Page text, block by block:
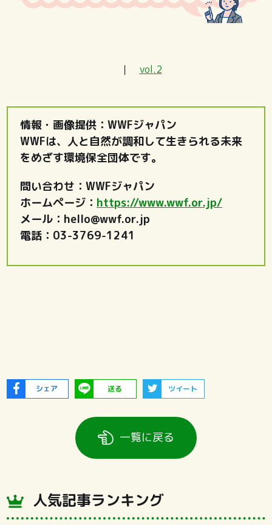
｜ vol.2
情報・画像提供：WWFジャパン
WWFは、人と自然が調和して生きられる未来
をめざす環境保全団体です。
問い合わせ：WWFジャパン
ホームページ： https://www.wwf.or.jp/
メール：hello@wwf.or.jp
電話：03-3769-1241
シェア 送る ツイート
一覧に戻る
人気記事ランキング